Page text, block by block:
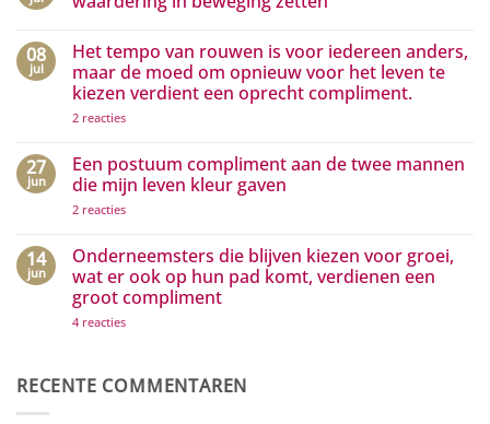
aan
het
positieve
zichtbaar
maken
op
Hoe
kleine
gebaren
golven
in
beweging
zetten
08
jul
Het tempo van rouwen is voor iedereen anders,
maar de moed om opnieuw voor het leven te
kiezen verdient een oprecht compliment.
2 reactiesop
van
rouwen
is
iedereen
de
moed
om
opnieuw
het
verdient
27
jun
Een postuum compliment aan de twee mannen
die mijn leven kleur gaven
2 reactiesop
compliment
aan
de
twee
mannen
die
gaven
14
jun
Onderneemsters die blijven kiezen voor groei,
wat er ook op hun pad komt, verdienen een
groot compliment
4 reactiesop
kiezen
voor
RECENTE COMMENTAREN